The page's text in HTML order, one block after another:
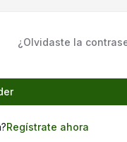
¿Olvidaste la
Regístrate ahora